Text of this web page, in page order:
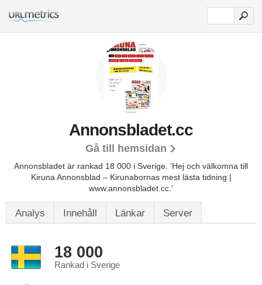
Annonsbladet.cc
Gå till hemsidan
Annonsbladet är rankad 18 000 i Sverige. 'Hej och välkomna till
Kiruna Annonsblad – Kirunabornas mest lästa tidning |
www.annonsbladet.cc.'
Analys Innehåll Länkar Server
18 000
Rankad i Sverige